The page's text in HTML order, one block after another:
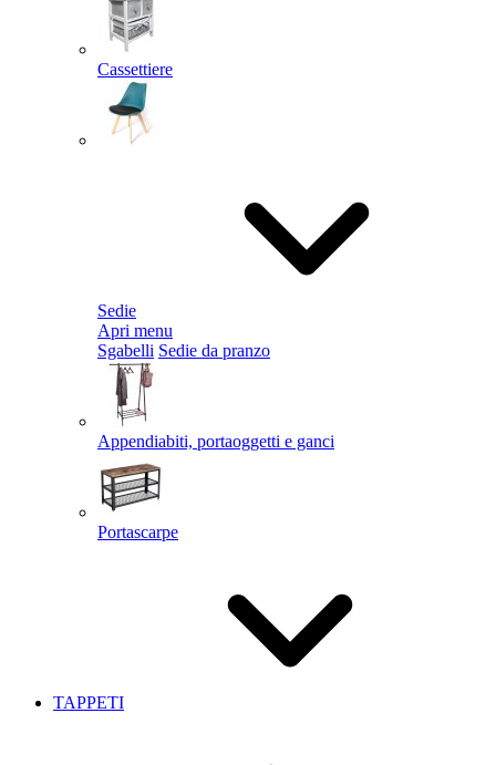
Cassettiere
Sedie
Apri menu
Sgabelli Sedie da pranzo
Appendiabiti, portaoggetti e ganci
Portascarpe
TAPPETI